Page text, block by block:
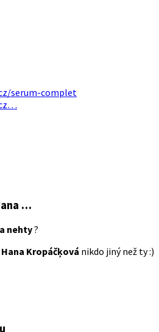
serum-complet
…
nehty?
Hana Kropáčķová nikdo jiný než ty :)